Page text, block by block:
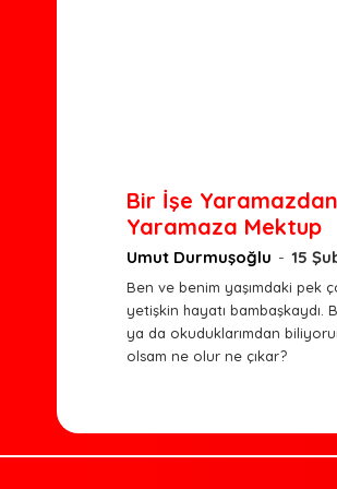
Bir İşe
Yaramaza Mektup
Umut Durmuşoğlu - 15
Ben ve benim yaşımdaki pek
yetişkin hayatı bambaşkaydı.
ya da okuduklarımdan
olsam ne olur ne çıkar?